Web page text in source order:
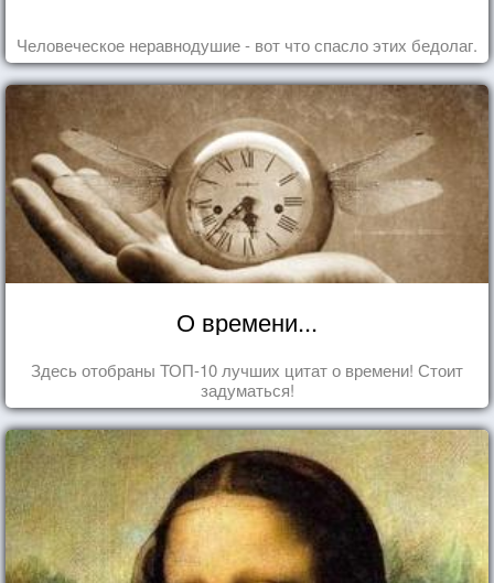
Человеческое неравнодушие - вот что спасло этих бедолаг.
О времени...
Здесь отобраны ТОП-10 лучших цитат о времени! Стоит
задуматься!